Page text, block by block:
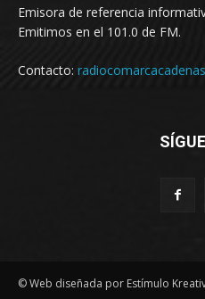
Emisora de referencia
Emitimos en el 101.0 de FM.
Contacto:
© Web diseñada por Estímulo